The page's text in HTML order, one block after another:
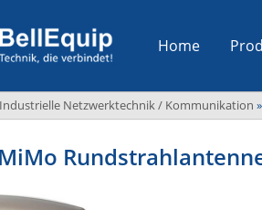
Home
Industrielle Netzwerktechnik / Kommunikation »